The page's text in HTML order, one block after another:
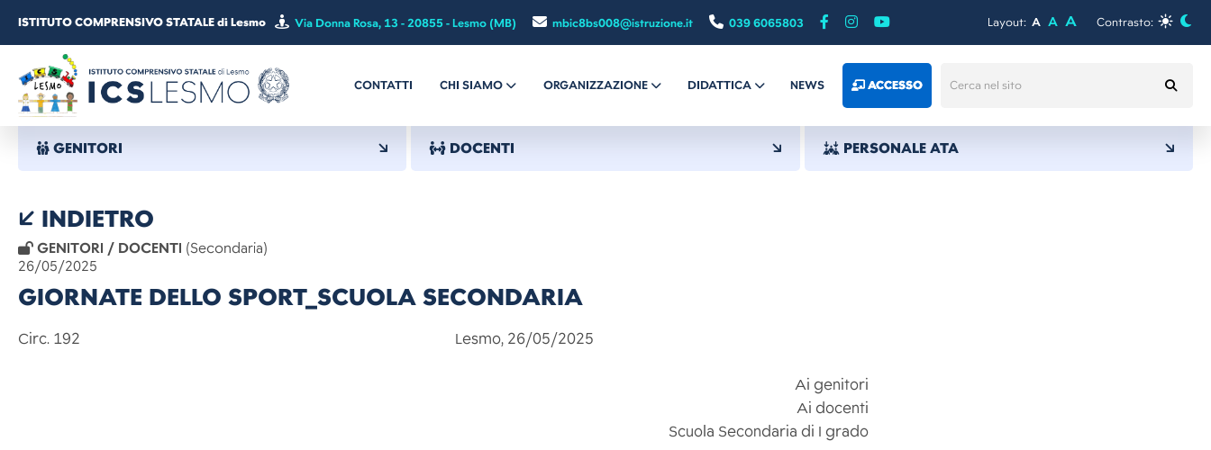
ISTITUTO COMPRENSIVO STATALE di Lesmo Via Donna Rosa, 13 - 20855 - Lesmo (MB) mbic8bs008@istruzione.it 039 6065803 Layout: A A A Contrasto:
CONTATTI CHI SIAMO ORGANIZZAZIONE DIDATTICA NEWS ACCESSO
GENITORI DOCENTI PERSONALE ATA
INDIETRO
GENITORI / DOCENTI (Secondaria)
26/05/2025
GIORNATE DELLO SPORT_SCUOLA SECONDARIA
Circ. 192 Lesmo, 26/05/2025
Ai genitori
Ai docenti
Scuola Secondaria di I grado